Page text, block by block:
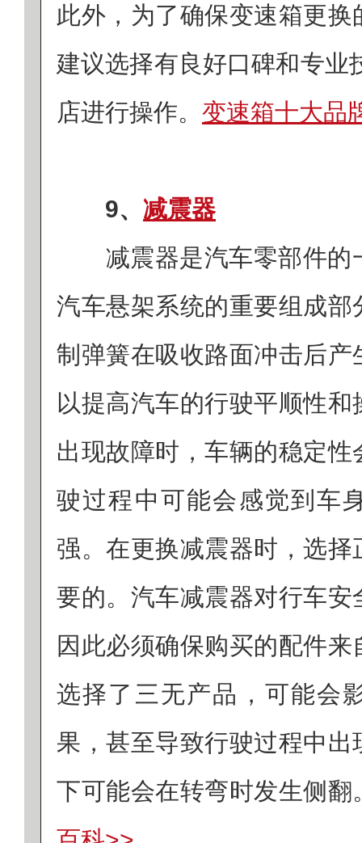
此外，为了确保变速箱更
建议选择有良好口碑和专业
店进行操作。 变速箱十大品
9、 减震器
减震器是汽车零部件
汽车悬架系统的重要组成部
制弹簧在吸收路面冲击后产
以提高汽车的行驶平顺性
出现故障时，车辆的稳定
驶过程中可能会感觉到车
强。在更换减震器时，选择
要的。汽车减震器对行车安
因此必须确保购买的配件
选择了三无产品，可能会
果，甚至导致行驶过程中
下可能会在转弯时发生侧翻